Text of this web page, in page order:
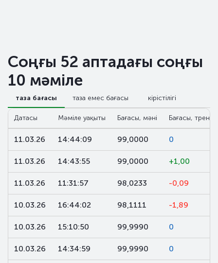
Соңғы 52 аптадағы соңғы
10 мәміле
таза бағасы таза емес бағасы кірістілігі
Датасы Мәміле уақыты Бағасы, мәні Бағасы, тренд,
11.03.26 14:44:09 99,0000 0
11.03.26 14:43:55 99,0000 +1,00
11.03.26 11:31:57 98,0233 -0,09
10.03.26 16:44:02 98,1111 -1,89
10.03.26 15:10:50 99,9990 0
10.03.26 14:34:59 99,9990 0